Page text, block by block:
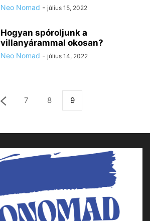
Neo Nomad - július 15, 2022
Hogyan spóroljunk a
villanyárammal okosan?
Neo Nomad - július 14, 2022
7 8 9